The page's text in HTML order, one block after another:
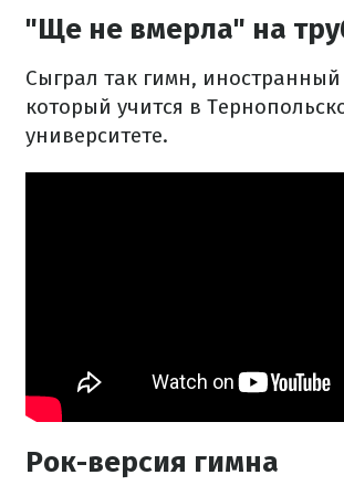
"Ще не вмерла" на
Сыграл так гимн, иностранный
который учится в
университете.
Рок-версия гимна